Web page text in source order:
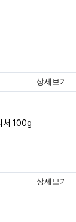
상세보기
처 100g
상세보기